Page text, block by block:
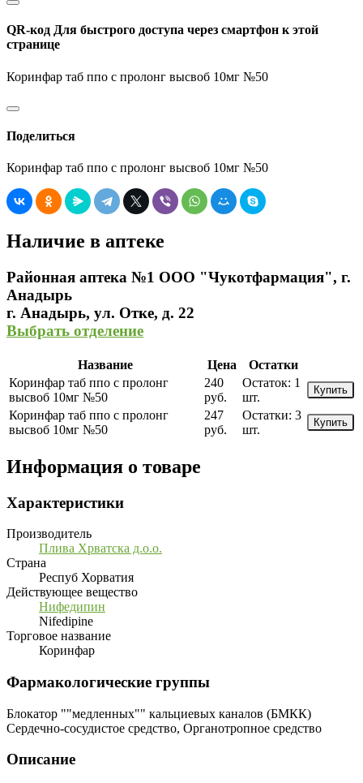
QR-код Для быстрого доступа через смартфон к этой
странице
Коринфар таб ппо с пролонг высвоб 10мг №50
Поделиться
Коринфар таб ппо с пролонг высвоб 10мг №50
Наличие в аптеке
Районная аптека №1 ООО "Чукотфармация", г.
Анадырь
г. Анадырь, ул. Отке, д. 22
Выбрать отделение
Название Цена
Остатки
Коринфар таб ппо с пролонг
высвоб 10мг №50
240
руб.
Остаток: 1
шт.
Купить
Коринфар таб ппо с пролонг
высвоб 10мг №50
247
руб.
Остатки: 3
шт.
Купить
Информация о товаре
Характеристики
Производитель
Плива Хрватска д.о.о.
Страна
Респуб Хорватия
Действующее вещество
Нифедипин
Nifedipine
Торговое название
Коринфар
Фармакологические группы
Блокатор ""медленных"" кальциевых каналов (БМКК)
Сердечно-сосудистое средство, Органотропное средство
Описание